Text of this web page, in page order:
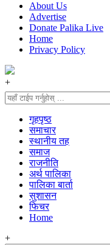
About Us
Advertise
Donate Palika Live
Home
Privacy Policy
+
गृहपृष्‍ठ
समाचार
स्थानीय तह
समाज
राजनीति
अर्थ पालिका
पालिका बार्ता
सुशासन
फिचर
Home
+